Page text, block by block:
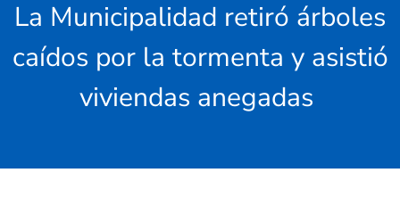
La Municipalidad retiró árboles
caídos por la tormenta y asistió
viviendas anegadas